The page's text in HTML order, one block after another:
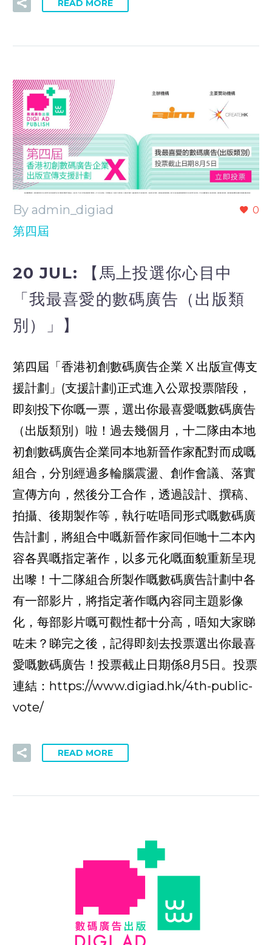
READ MORE
0
By admin_digiad
第四屆
20 JUL:
【馬上投選你心目中
「我最喜愛的數碼廣告（出版類
別）」】
第四屆「香港初創數碼廣告企業 X 出版宣傳支
援計劃」(支援計劃)正式進入公眾投票階段，
即刻投下你嘅一票，選出你最喜愛嘅數碼廣告
（出版類別）啦！過去幾個月，十二隊由本地
初創數碼廣告企業同本地新晉作家配對而成嘅
組合，分別經過多輪腦震盪、創作會議、落實
宣傳方向，然後分工合作，透過設計、撰稿、
拍攝、後期製作等，執行咗唔同形式嘅數碼廣
告計劃，將組合中嘅新晉作家同佢哋十二本內
容各異嘅指定著作，以多元化嘅面貌重新呈現
出嚟！十二隊組合所製作嘅數碼廣告計劃中各
有一部影片，將指定著作嘅內容同主題影像
化，每部影片嘅可觀性都十分高，唔知大家睇
咗未？睇完之後，記得即刻去投票選出你最喜
愛嘅數碼廣告！投票截止日期係8月5日。投票
連結：https://www.digiad.hk/4th-public-
vote/
READ MORE